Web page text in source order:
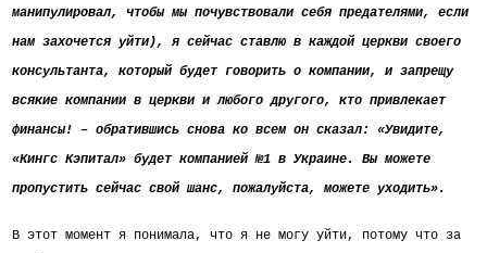
манипулировал, чтобы мы почувствовали себя предателями, если
нам захочется уйти), я сейчас ставлю в каждой церкви своего
консультанта, который будет говорить о компании, и запрещу
всякие компании в церкви и любого другого, кто привлекает
финансы! – обратившись снова ко всем он сказал: «Увидите,
«Кингс Кэпитал» будет компанией №1 в Украине. Вы можете
пропустить сейчас свой шанс, пожалуйста, можете уходить».
В этот момент я понимала, что я не могу уйти, потому что за